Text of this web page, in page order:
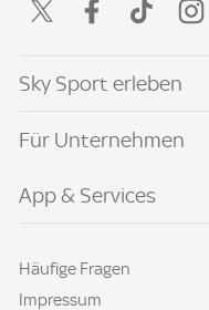
Sky Sport erleben
Für Unternehmen
App & Services
Häufige Fragen
Impressum